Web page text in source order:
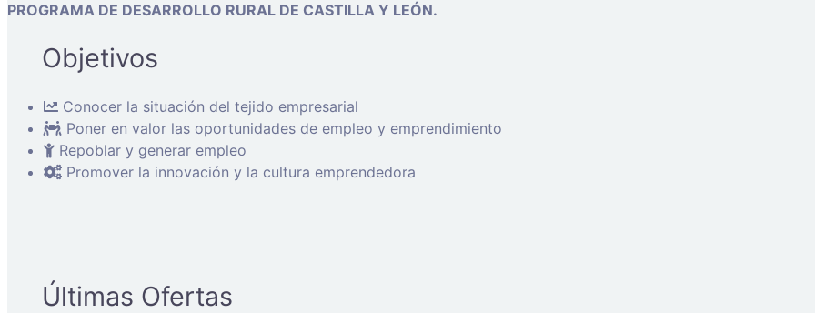
PROGRAMA DE DESARROLLO RURAL DE CASTILLA Y LEÓN.
Objetivos
Conocer la situación del tejido empresarial
Poner en valor las oportunidades de empleo y emprendimiento
Repoblar y generar empleo
Promover la innovación y la cultura emprendedora
Últimas Ofertas